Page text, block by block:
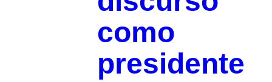
como
presidente